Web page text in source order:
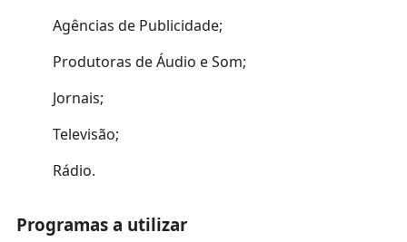
Agências de Publicidade;
Produtoras de Áudio e Som;
Jornais;
Televisão;
Rádio.
Programas a utilizar